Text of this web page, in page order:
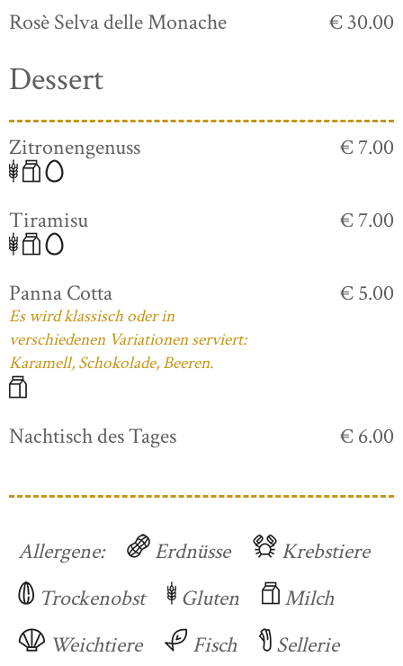
Rosè Selva delle Monache € 30.00
Dessert
Zitronengenuss € 7.00
Tiramisu € 7.00
Panna Cotta
Es wird klassisch oder in
verschiedenen Variationen serviert:
Karamell, Schokolade, Beeren.
€ 5.00
Nachtisch des Tages € 6.00
Allergene: Erdnüsse
Krebstiere
Trockenobst
Gluten
Milch
Weichtiere
Fisch Sellerie